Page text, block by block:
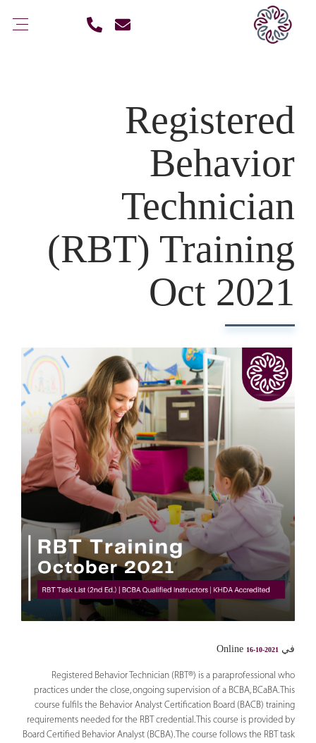
Registered
Behavior
Technician
(RBT) Training
Oct 2021
في Online 16-10-2021
Registered Behavior Technician (RBT®) is a paraprofessional who
practices under the close, ongoing supervision of a BCBA, BCaBA. This
course fulfils the Behavior Analyst Certification Board (BACB) training
requirements needed for the RBT credential. This course is provided by
Board Certified Behavior Analyst (BCBA). The course follows the RBT task